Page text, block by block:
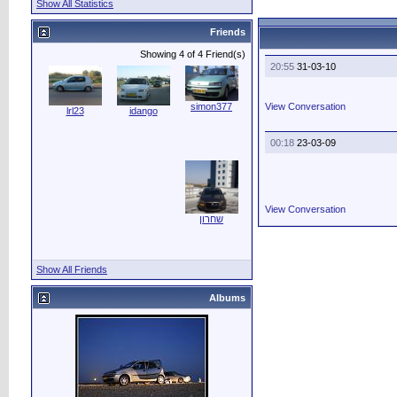
31-03-10
20:55
View Conversation
23-03-09
00:18
View Conversation
Show All Statistics
Friends
Showing 4 of 4 Friend(s)
simon377
idango
lrl23
שחרון
Show All Friends
Albums